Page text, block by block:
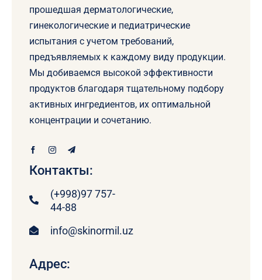
прошедшая дерматологические,
гинекологические и педиатрические
испытания с учетом требований,
предъявляемых к каждому виду продукции.
Мы добиваемся высокой эффективности
продуктов благодаря тщательному подбору
активных ингредиентов, их оптимальной
концентрации и сочетанию.
Контакты:
(+998)97 757-
44-88
info@skinormil.uz
Адрес: